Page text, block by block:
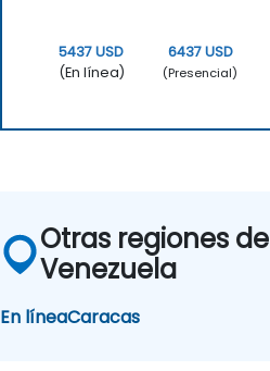
5437 USD
(En línea)
6437 USD
(Presencial)
Otras regiones de
Venezuela
En líneaCaracas